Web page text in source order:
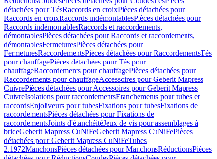
détachées pour TésRaccords en croixPièces détachées pour
Raccords en croixRaccords indémontablesPièces détachées pour
Raccords indémontablesRaccords et raccordements,
démontablesPièces détachées pour Raccords et raccordements,
démontablesFermeturesPièces détachées pour
FermeturesRaccordementsPièces détachées pour RaccordementsTés
pour chauffagePièces détachées pour Tés pour
chauffageRaccordements pour chauffagePièces détachées pour
Raccordements pour chauffageAccessoires pour Geberit Mapress
CuivrePièces détachées pour Accessoires pour Geberit Mapress
CuivreIsolations pour raccordementsEtanchements pour tubes et
raccordsEnjoliveurs pour tubesFixations pour tubesFixations de
raccordementsPièces détachées pour Fixations de
raccordementsJoints d'étanchéitéJeux de vis pour assemblages à
brideGeberit Mapress CuNiFeGeberit Mapress CuNiFePièces
détachées pour Geberit Mapress CuNiFeTubes
2.1972ManchonsPièces détachées pour ManchonsRéductionsPièces